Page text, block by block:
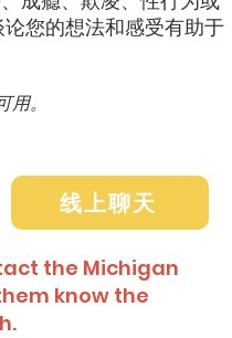
您的想法和感受有助于
。
线上聊天
the Michigan
know the